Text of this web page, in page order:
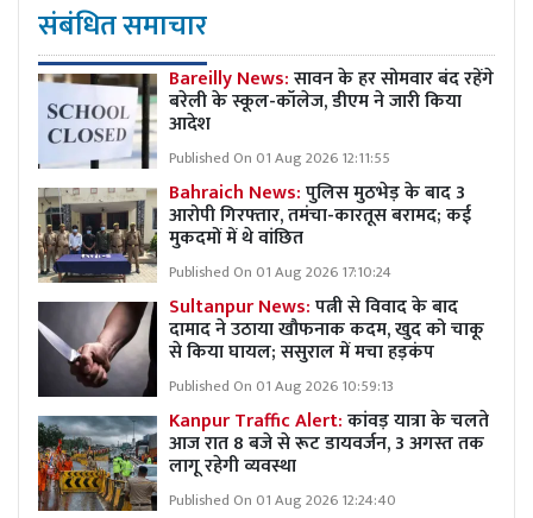
संबंधित समाचार
Bareilly News:सावन के हर सोमवार बंद रहेंगे
बरेली के स्कूल-कॉलेज, डीएम ने जारी किया
आदेश
Published On 01 Aug 2026 12:11:55
Bahraich News:पुलिस मुठभेड़ के बाद 3
आरोपी गिरफ्तार, तमंचा-कारतूस बरामद; कई
मुकदमों में थे वांछित
Published On 01 Aug 2026 17:10:24
Sultanpur News:पत्नी से विवाद के बाद
दामाद ने उठाया खौफनाक कदम, खुद को चाकू
से किया घायल; ससुराल में मचा हड़कंप
Published On 01 Aug 2026 10:59:13
Kanpur Traffic Alert:कांवड़ यात्रा के चलते
आज रात 8 बजे से रूट डायवर्जन, 3 अगस्त तक
लागू रहेगी व्यवस्था
Published On 01 Aug 2026 12:24:40